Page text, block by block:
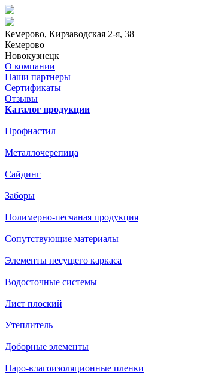
Кемерово, Кирзаводская 2-я, 38
Кемерово
Новокузнецк
О компании
Наши партнеры
Сертификаты
Отзывы
Каталог продукции
Профнастил
Металлочерепица
Сайдинг
Заборы
Полимерно-песчаная продукция
Сопутствующие материалы
Элементы несущего каркаса
Водосточные системы
Лист плоский
Утеплитель
Доборные элементы
Паро-влагоизоляционные пленки